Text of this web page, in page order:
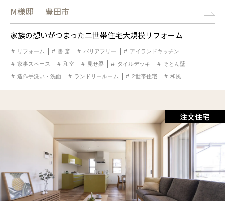
M様邸 豊田市
家族の想いがつまった二世帯住宅大規模リフォーム
リフォーム 書 斎 バリアフリー
アイランドキッチン
家事スペース
和室 見せ梁 タイルデッキ
そとん壁
造作手洗い・洗面
ランドリールーム 2世帯住宅 和風
注文住宅